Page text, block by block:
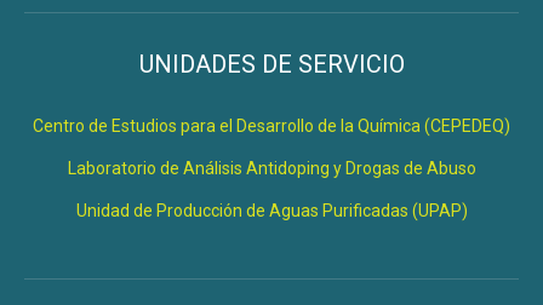
UNIDADES DE SERVICIO
Centro de Estudios para el Desarrollo de la Química (CEPEDEQ)
Laboratorio de Análisis Antidoping y Drogas de Abuso
Unidad de Producción de Aguas Purificadas (UPAP)